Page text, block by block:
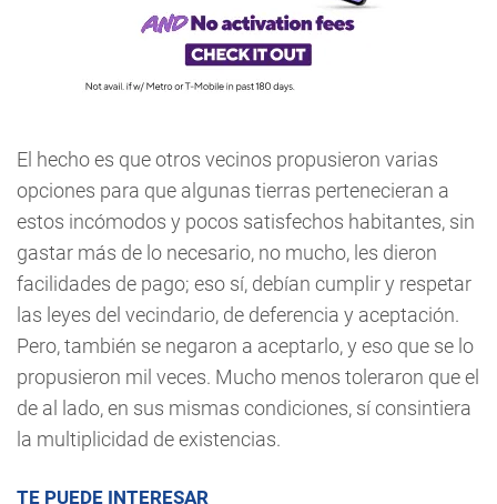
El hecho es que otros vecinos propusieron varias
opciones para que algunas tierras pertenecieran a
estos incómodos y pocos satisfechos habitantes, sin
gastar más de lo necesario, no mucho, les dieron
facilidades de pago; eso sí, debían cumplir y respetar
las leyes del vecindario, de deferencia y aceptación.
Pero, también se negaron a aceptarlo, y eso que se lo
propusieron mil veces. Mucho menos toleraron que el
de al lado, en sus mismas condiciones, sí consintiera
la multiplicidad de existencias.
TE PUEDE INTERESAR